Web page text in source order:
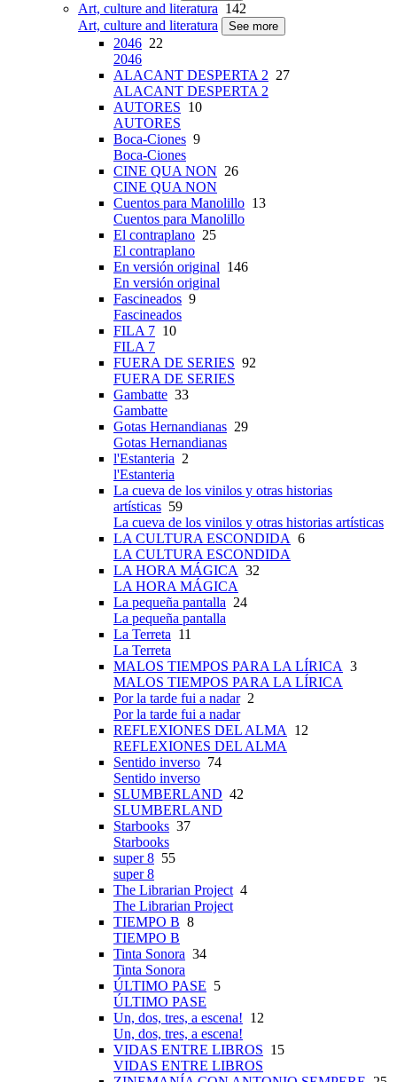
Art, culture and literatura 142
Art, culture and literatura
See more
2046 22
2046
ALACANT DESPERTA 2 27
ALACANT DESPERTA 2
AUTORES 10
AUTORES
Boca-Ciones 9
Boca-Ciones
CINE QUA NON 26
CINE QUA NON
Cuentos para Manolillo 13
Cuentos para Manolillo
El contraplano 25
El contraplano
En versión original 146
En versión original
Fascineados 9
Fascineados
FILA 7 10
FILA 7
FUERA DE SERIES 92
FUERA DE SERIES
Gambatte 33
Gambatte
Gotas Hernandianas 29
Gotas Hernandianas
l'Estanteria 2
l'Estanteria
La cueva de los vinilos y otras historias
artísticas 59
La cueva de los vinilos y otras historias artísticas
LA CULTURA ESCONDIDA 6
LA CULTURA ESCONDIDA
LA HORA MÁGICA 32
LA HORA MÁGICA
La pequeña pantalla 24
La pequeña pantalla
La Terreta 11
La Terreta
MALOS TIEMPOS PARA LA LÍRICA 3
MALOS TIEMPOS PARA LA LÍRICA
Por la tarde fui a nadar2
Por la tarde fui a nadar
REFLEXIONES DEL ALMA
12
REFLEXIONES DEL ALMA
Sentido inverso 74
Sentido inverso
SLUMBERLAND 42
SLUMBERLAND
Starbooks 37
Starbooks
super 8 55
super 8
The Librarian Project 4
The Librarian Project
TIEMPO B 8
TIEMPO B
Tinta Sonora 34
Tinta Sonora
ÚLTIMO PASE 5
ÚLTIMO PASE
Un, dos, tres, a escena! 12
Un, dos, tres, a escena!
VIDAS ENTRE LIBROS 15
VIDAS ENTRE LIBROS